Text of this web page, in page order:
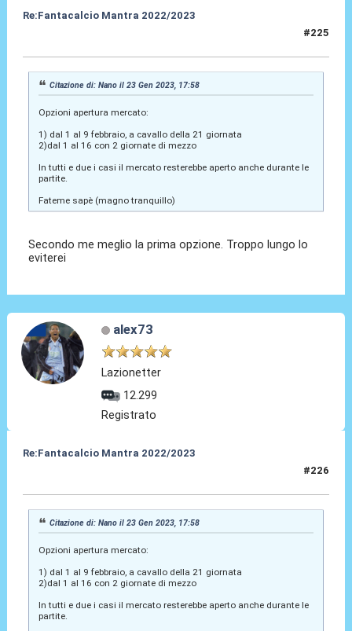
Re:Fantacalcio Mantra 2022/2023
#225
Citazione di: Nano il 23 Gen 2023, 17:58
Opzioni apertura mercato:
1) dal 1 al 9 febbraio, a cavallo della 21 giornata
2)dal 1 al 16 con 2 giornate di mezzo
In tutti e due i casi il mercato resterebbe aperto anche durante le
partite.
Fateme sapè (magno tranquillo)
Secondo me meglio la prima opzione. Troppo lungo lo
eviterei
alex73
Lazionetter
12.299
Registrato
Re:Fantacalcio Mantra 2022/2023
#226
Citazione di: Nano il 23 Gen 2023, 17:58
Opzioni apertura mercato:
1) dal 1 al 9 febbraio, a cavallo della 21 giornata
2)dal 1 al 16 con 2 giornate di mezzo
In tutti e due i casi il mercato resterebbe aperto anche durante le
partite.